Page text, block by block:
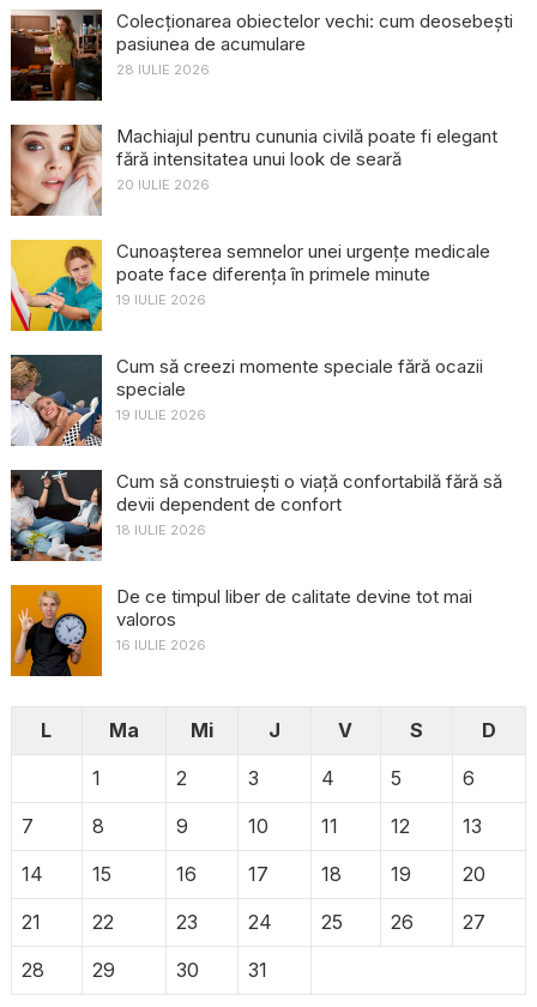
Colecționarea obiectelor vechi: cum deosebești
pasiunea de acumulare
28 IULIE 2026
Machiajul pentru cununia civilă poate fi elegant
fără intensitatea unui look de seară
20 IULIE 2026
Cunoașterea semnelor unei urgențe medicale
poate face diferența în primele minute
19 IULIE 2026
Cum să creezi momente speciale fără ocazii
speciale
19 IULIE 2026
Cum să construiești o viață confortabilă fără să
devii dependent de confort
18 IULIE 2026
De ce timpul liber de calitate devine tot mai
valoros
16 IULIE 2026
L Ma Mi J V S
D
1
2 3 4 5
6
7
8 9 10 11 12
13
14
15 16 17 18 19
20
21
22 23 24 25 26
27
28
29 30 31